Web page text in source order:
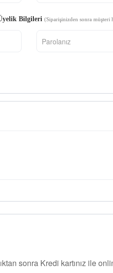
Bilgileri (Siparişinizden sonra müşteri
sonra Kredi kartınız ile